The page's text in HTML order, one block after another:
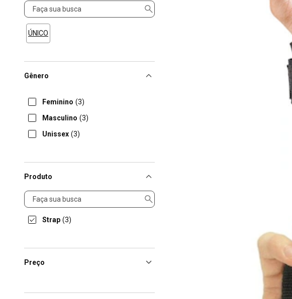
Tamanho
ÚNICO
Gênero
Feminino (3)
Masculino (3)
Unissex (3)
Produto
Produto
Strap (3)
Preço